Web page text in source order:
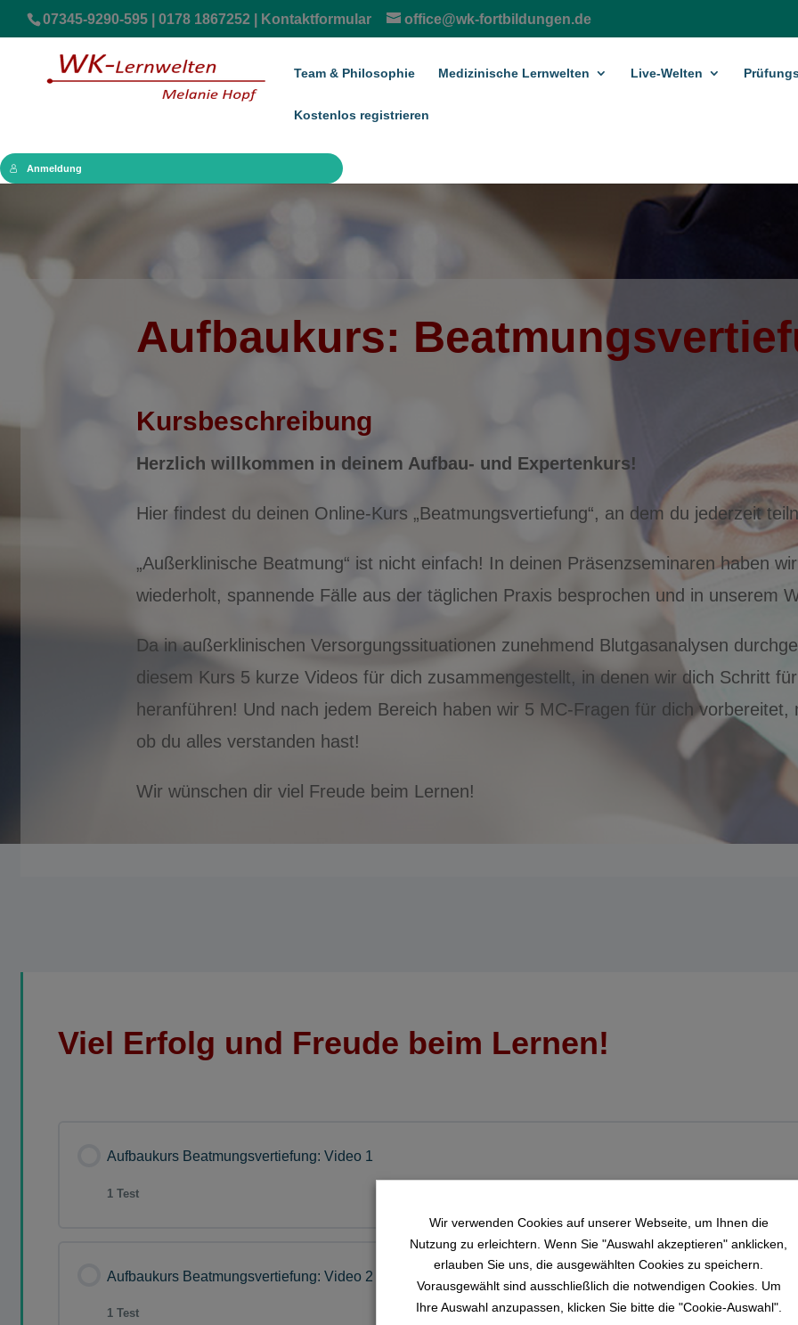
07345-9290-595 | 0178 1867252 | Kontaktformular office@wk-fortbildungen.de
Team & Philosophie Medizinische Lernwelten Live-Welten
Kostenlos registrieren
Anmeldung
Aufbaukurs:
Kursbeschreibung
Herzlich willkommen in deinem Aufbau- und Expertenkurs!
Hier findest du deinen Online-Kurs „Beatmungsvertiefung“, an dem du jederzeit
„Außerklinische Beatmung“ ist nicht einfach! In deinen Präsenzseminaren haben
wiederholt, spannende Fälle aus der täglichen Praxis besprochen und in unserem
Da in außerklinischen Versorgungssituationen zunehmend Blutgasanalysen
diesem Kurs 5 kurze Videos für dich zusammengestellt, in denen wir dich Schritt
heranführen! Und nach jedem Bereich haben wir 5 MC-Fragen für dich vorbereitet,
ob du alles verstanden hast!
Wir wünschen dir viel Freude beim Lernen!
Viel Erfolg und Freude beim Lernen!
Aufbaukurs Beatmungsvertiefung: Video 1
1 Test
Fragensammlung AK Beatmungsvertiefung 1
Aufbaukurs Beatmungsvertiefung: Video 2
1 Test
Wir verwenden Cookies auf unserer Webseite, um Ihnen die
Nutzung zu erleichtern. Wenn Sie "Auswahl akzeptieren" anklicken,
erlauben Sie uns, die ausgewählten Cookies zu speichern.
Vorausgewählt sind ausschließlich die notwendigen Cookies. Um
Ihre Auswahl anzupassen, klicken Sie bitte die "Cookie-Auswahl".